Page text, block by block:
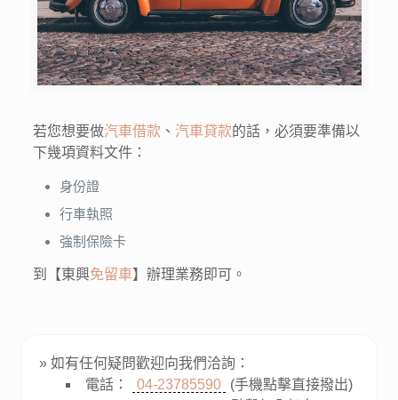
若您想要做汽車借款 、 汽車貸款的話，必須要準備以
下幾項資料文件：
身份證
行車執照
強制保險卡
到【東興免留車】辦理業務即可。
» 如有任何疑問歡迎向我們洽詢：
電話：
04-23785590
(手機點擊直接撥出)